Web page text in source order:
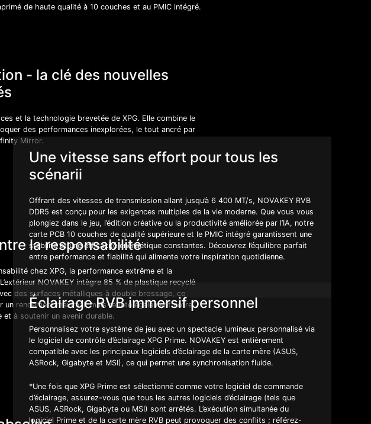
de haute qualité à 10 couches et au PMIC intégré.
- la clé des nouvelles
et la technologie brevetée de XPG. Elle combine le
des performances inexplorées, le tout ancré par
Mirror.
Une vitesse sans effort pour tous les
scénarii
Offrant des vitesses de transmission allant jusqu’à 6 400 MT/s, NOVAKEY RVB
DDR5 est conçu pour les exigences multiples de la vie moderne. Que vous vous
plongiez dans le jeu, l’édition créative ou la productivité améliorée par l’IA, notre
carte PCB 10 couches de qualité supérieure et le PMIC intégré garantissent une
stabilité et une efficacité énergétique constantes. Découvrez l’équilibre parfait
entre performance et fiabilité qui alimente votre inspiration quotidienne.
la responsabilité
chez XPG, la performance extrême et la
NOVAKEY intègre 85 % de plastique recyclé
des surfaces métalliques à double brossage, ce
rendement maximal, mais reflète également notre
à soutenir un avenir durable.
Éclairage RVB immersif personnel
Personnalisez votre système de jeu avec un spectacle lumineux personnalisé via
le logiciel de contrôle d’éclairage XPG Prime. NOVAKEY est entièrement
compatible avec les principaux logiciels d’éclairage de la carte mère (ASUS,
ASRock, Gigabyte et MSI), ce qui permet une synchronisation fluide.
*Une fois que XPG Prime est sélectionné comme votre logiciel de commande
d’éclairage, assurez-vous que tous les autres logiciels d’éclairage (tels que
ASUS, ASRock, Gigabyte ou MSI) sont arrêtés. L’exécution simultanée du
logiciel Prime et de la carte mère RVB peut provoquer des conflits ; référez-